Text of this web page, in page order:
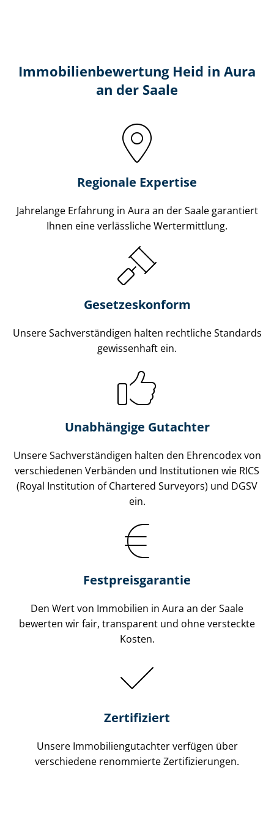
Immobilien­bewertung Heid in Aura
an der Saale
Regionale Expertise
Jahrelange Erfahrung in Aura an der Saale garantiert
Ihnen eine verlässliche Wertermittlung.
Gesetzes­konform
Unsere Sach­ver­stän­di­gen halten rechtliche Standards
gewissenhaft ein.
Unabhängige Gutachter
Unsere Sach­ver­stän­di­gen halten den Ehrencodex von
verschiedenen Verbänden und Institutionen wie RICS
(Royal Institution of Chartered Surveyors) und DGSV
ein.
Festpreis​garantie
Den Wert von Immobilien in Aura an der Saale
bewerten wir fair, transparent und ohne versteckte
Kosten.
Zertifiziert
Unsere Immobilien­gutachter verfügen über
verschiedene renommierte Zer­ti­fi­zie­run­gen.